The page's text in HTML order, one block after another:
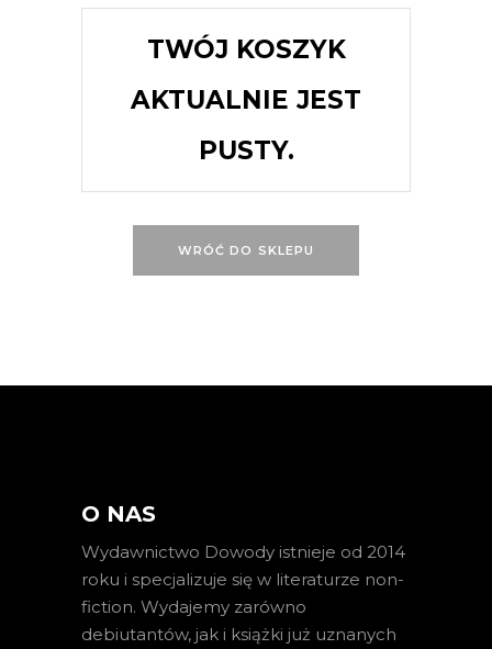
TWÓJ KOSZYK
AKTUALNIE JEST
PUSTY.
WRÓĆ DO SKLEPU
O NAS
Wydawnictwo Dowody istnieje od 2014
roku i specjalizuje się w literaturze non-
fiction. Wydajemy zarówno
debiutantów, jak i książki już uznanych